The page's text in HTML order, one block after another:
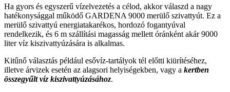
Ha gyors és egyszerű vízelvezetés a célod, akkor válaszd a nagy
hatékonysággal működő GARDENA 9000 merülő szivattyút. Ez a
merülő szivattyú energiatakarékos, hordozó fogantyúval
rendelkezik, és 6 m szállítási magasság mellett óránként akár 9000
liter víz kiszivattyúzására is alkalmas.
Kitűnő választás például esővíz-tartályok tél előtti kiürítéséhez,
illetve árvizek esetén az alagsori helyiségekben, vagy a kertben
összegyűlt víz kiszivattyúzásához.